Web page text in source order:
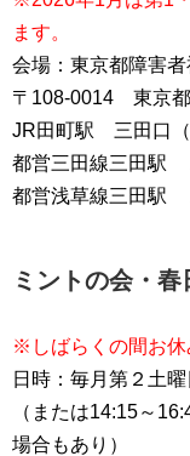
ます。
会場：東京都障害
〒108-0014 東京
JR田町駅 三田口
都営三田線三田駅
都営浅草線三田駅
ミントの会・春
※しばらくの間お休
日時：毎月第２土
（または14:15～
場合もあり）